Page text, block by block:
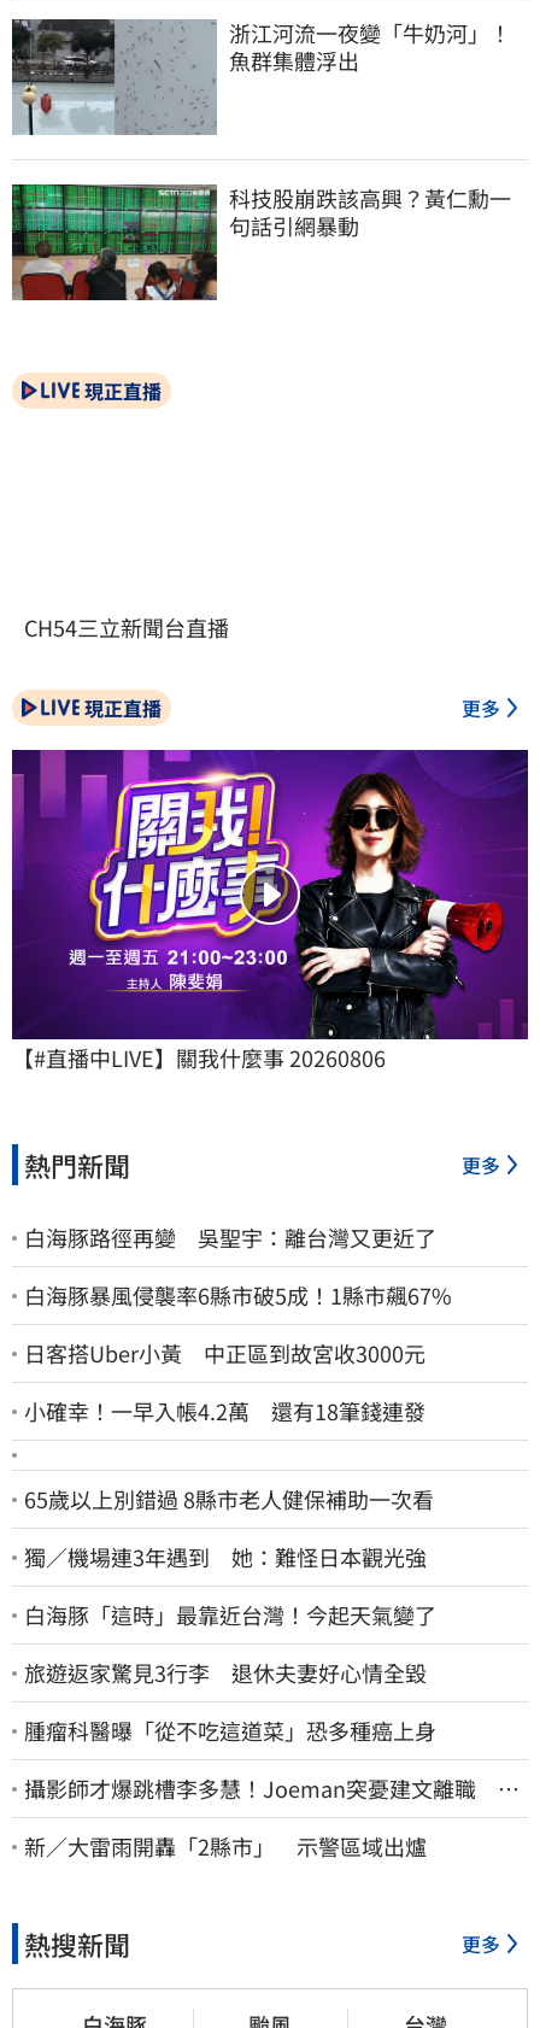
浙江河流一夜變「牛奶河」！
魚群集體浮出
科技股崩跌該高興？黃仁勳一
句話引網暴動
現正直播
CH54三立新聞台直播
現正直播 更多
【#直播中LIVE】關我什麼事 20260806
熱門新聞 更多
白海豚路徑再變 吳聖宇：離台灣又更近了
白海豚暴風侵襲率6縣市破5成！1縣市飆67%
日客搭Uber小黃 中正區到故宮收3000元
小確幸！一早入帳4.2萬 還有18筆錢連發
65歲以上別錯過 8縣市老人健保補助一次看
獨／機場連3年遇到 她：難怪日本觀光強
白海豚「這時」最靠近台灣！今起天氣變了
旅遊返家驚見3行李 退休夫妻好心情全毀
腫瘤科醫曝「從不吃這道菜」恐多種癌上身
攝影師才爆跳槽李多慧！Joeman突憂建文離職 發
聲「其實我很清楚」
新／大雷雨開轟「2縣市」 示警區域出爐
熱搜新聞 更多